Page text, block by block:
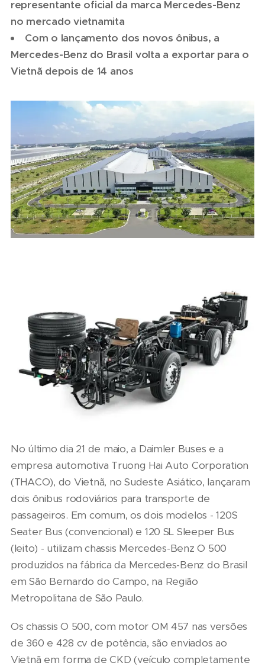
representante oficial da marca Mercedes-Benz
no mercado vietnamita
Com o lançamento dos novos ônibus, a
Mercedes-Benz do Brasil volta a exportar para o
Vietnã depois de 14 anos
No último dia 21 de maio, a Daimler Buses e a
empresa automotiva Truong Hai Auto Corporation
(THACO), do Vietnã, no Sudeste Asiático, lançaram
dois ônibus rodoviários para transporte de
passageiros. Em comum, os dois modelos - 120S
Seater Bus (convencional) e 120 SL Sleeper Bus
(leito) - utilizam chassis Mercedes-Benz O 500
produzidos na fábrica da Mercedes-Benz do Brasil
em São Bernardo do Campo, na Região
Metropolitana de São Paulo.
Os chassis O 500, com motor OM 457 nas versões
de 360 e 428 cv de potência, são enviados ao
Vietnã em forma de CKD (veículo completamente